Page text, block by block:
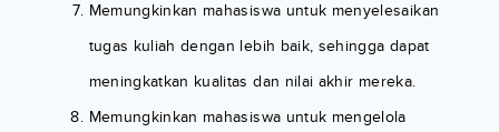
Memungkinkan mahasiswa untuk menyelesaikan
tugas kuliah dengan lebih baik, sehingga dapat
meningkatkan kualitas dan nilai akhir mereka.
Memungkinkan mahasiswa untuk mengelola